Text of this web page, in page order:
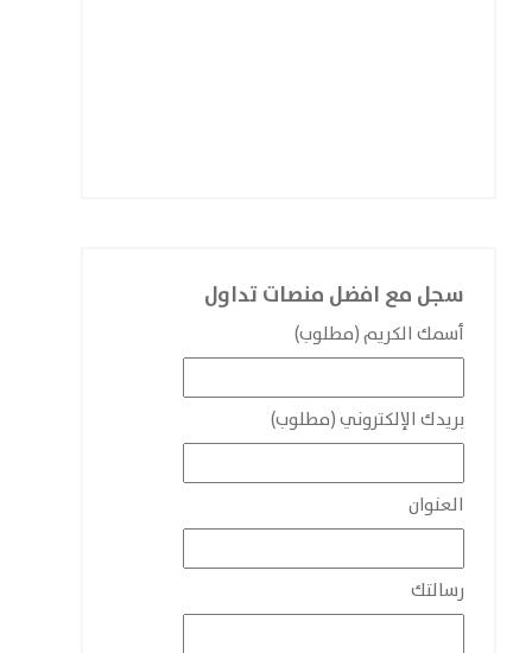
سجل مع افضل منصات تداول
أسمك الكريم (مطلوب)
بريدك الإلكتروني (مطلوب)
العنوان
رسالتك